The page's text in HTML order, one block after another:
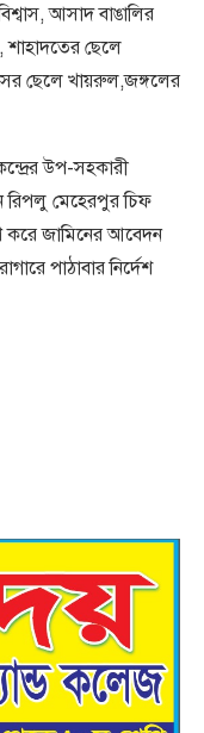
আসাদ বাঙালির
ছেলে
ছেলে খায়রুল,জঙ্গলের
উপ-সহকারী
রিপলু মেহেরপুর চিফ
করে জামিনের আবেদন
পাঠাবার নির্দেশ